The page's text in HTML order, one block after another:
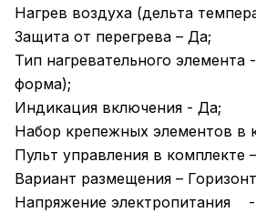
Нагрев воздуха (дельта
Защита от перегрева – Да;
Тип нагревательного элемента
форма);
Индикация включения - Да;
Набор крепежных элементов в
Пульт управления в комплекте
Вариант размещения –
Напряжение электропитания -